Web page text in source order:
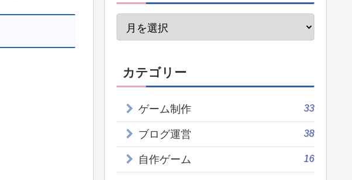
カテゴリー
ゲーム制作 33
ブログ運営 38
自作ゲーム 16